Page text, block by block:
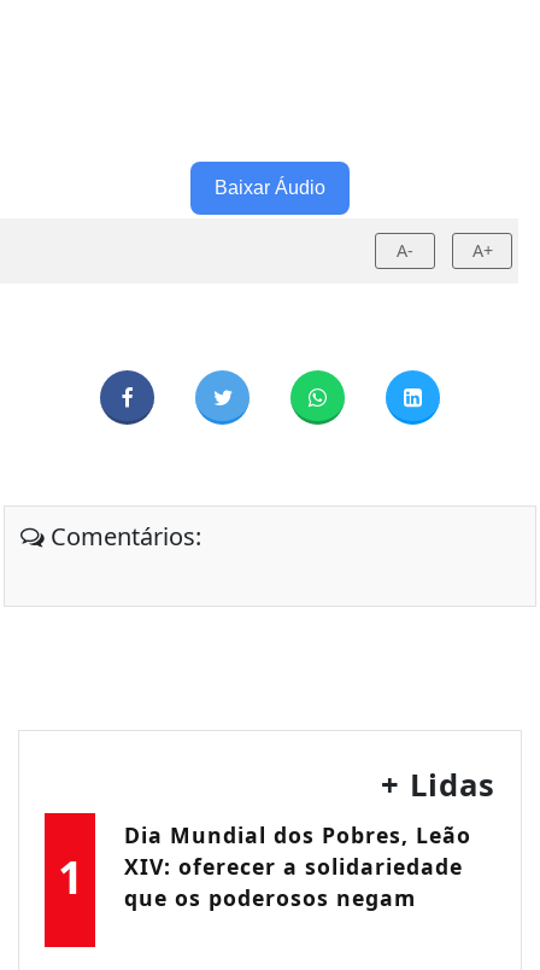
Baixar Áudio
A- A+
Comentários:
+ Lidas
1
Dia Mundial dos Pobres, Leão
XIV: oferecer a solidariedade
que os poderosos negam